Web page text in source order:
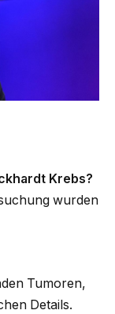
Krebs?
wurden
Tumoren,
Details.